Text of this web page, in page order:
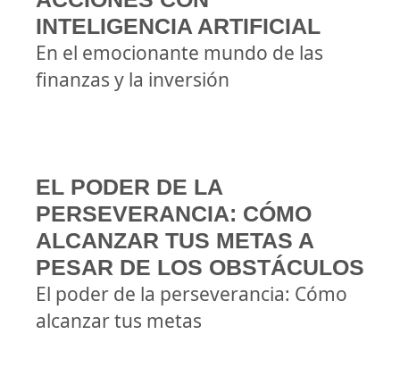
INTELIGENCIA ARTIFICIAL
En el emocionante mundo de las
finanzas y la inversión
EL PODER DE LA
PERSEVERANCIA: CÓMO
ALCANZAR TUS METAS A
PESAR DE LOS OBSTÁCULOS
El poder de la perseverancia: Cómo
alcanzar tus metas